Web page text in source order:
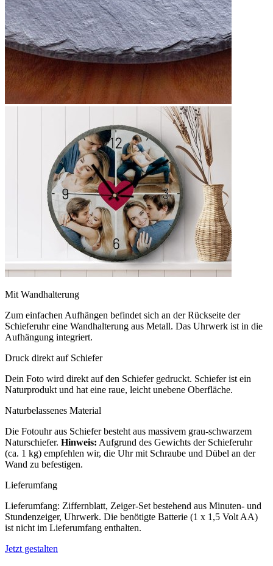
Mit Wandhalterung
Zum einfachen Aufhängen befindet sich an der Rückseite der
Schieferuhr eine Wandhalterung aus Metall. Das Uhrwerk ist in die
Aufhängung integriert.
Druck direkt auf Schiefer
Dein Foto wird direkt auf den Schiefer gedruckt. Schiefer ist ein
Naturprodukt und hat eine raue, leicht unebene Oberfläche.
Naturbelassenes Material
Die Fotouhr aus Schiefer besteht aus massivem grau-schwarzem
Naturschiefer. Hinweis: Aufgrund des Gewichts der Schieferuhr
(ca. 1 kg) empfehlen wir, die Uhr mit Schraube und Dübel an der
Wand zu befestigen.
Lieferumfang
Lieferumfang: Ziffernblatt, Zeiger-Set bestehend aus Minuten- und
Stundenzeiger, Uhrwerk. Die benötigte Batterie (1 x 1,5 Volt AA)
ist nicht im Lieferumfang enthalten.
Jetzt gestalten